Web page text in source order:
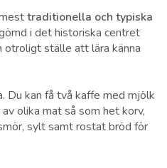
traditionella och typiska
i det historiska centret
ställe att lära känna
Du kan få två kaffe med mjölk
olika mat så som het korv,
sylt samt rostat bröd för